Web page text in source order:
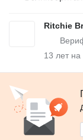
Ritchie
13 лет